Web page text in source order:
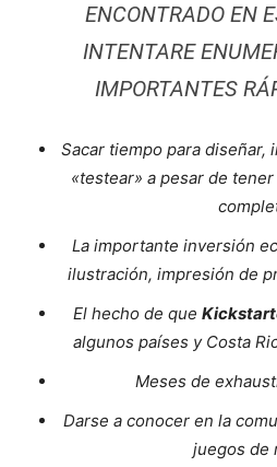
ENCONTRADO EN
INTENTARE
IMPORTANTES
Sacar tiempo para diseñar,
«testear» a pesar de
La importante inversión
ilustración, impresión de
El hecho de que
algunos países y Costa
Meses de
Darse a conocer en la
juegos de